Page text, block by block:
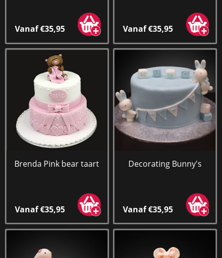
Vanaf €35,95 Vanaf €35,95
Brenda Pink bear taart
Vanaf €35,95
Decorating Bunny's
Vanaf €35,95